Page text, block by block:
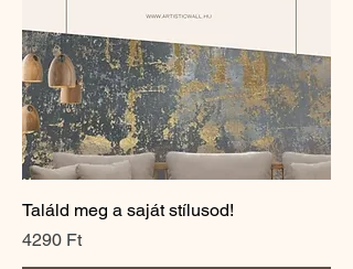
Találd meg a saját stílusod!
Ár
4290 Ft